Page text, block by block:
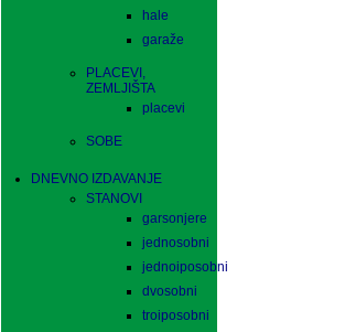
hale
garaže
PLACEVI,
ZEMLJIŠTA
placevi
SOBE
DNEVNO IZDAVANJE
STANOVI
garsonjere
jednosobni
jednoiposobni
dvosobni
troiposobni